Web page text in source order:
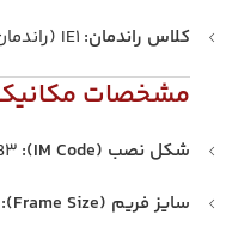
کلاس راندمان:
مشخصات
شکل نصب (IM Code):
سایز فریم (Frame Size):